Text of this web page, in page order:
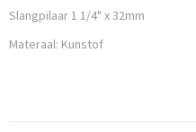
Bruto gewicht
Slangpilaar 1 1/4" x 32mm
Materaal: Kunstof